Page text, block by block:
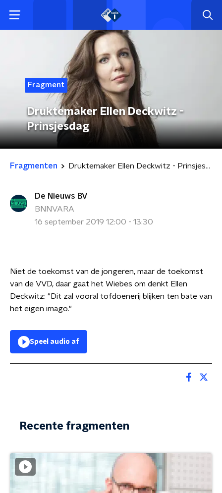
Fragment
Druktemaker Ellen Deckwitz -
Prinsjesdag
Fragmenten Druktemaker Ellen Deckwitz - Prinsjesdag
De Nieuws BV
BNNVARA
16 september 2019 12:00 - 13:30
Niet de toekomst van de jongeren, maar de toekomst
van de VVD, daar gaat het Wiebes om denkt Ellen
Deckwitz: "Dit zal vooral tofdoenerij blijken ten bate van
het eigen imago."
Speel audio af
Recente fragmenten